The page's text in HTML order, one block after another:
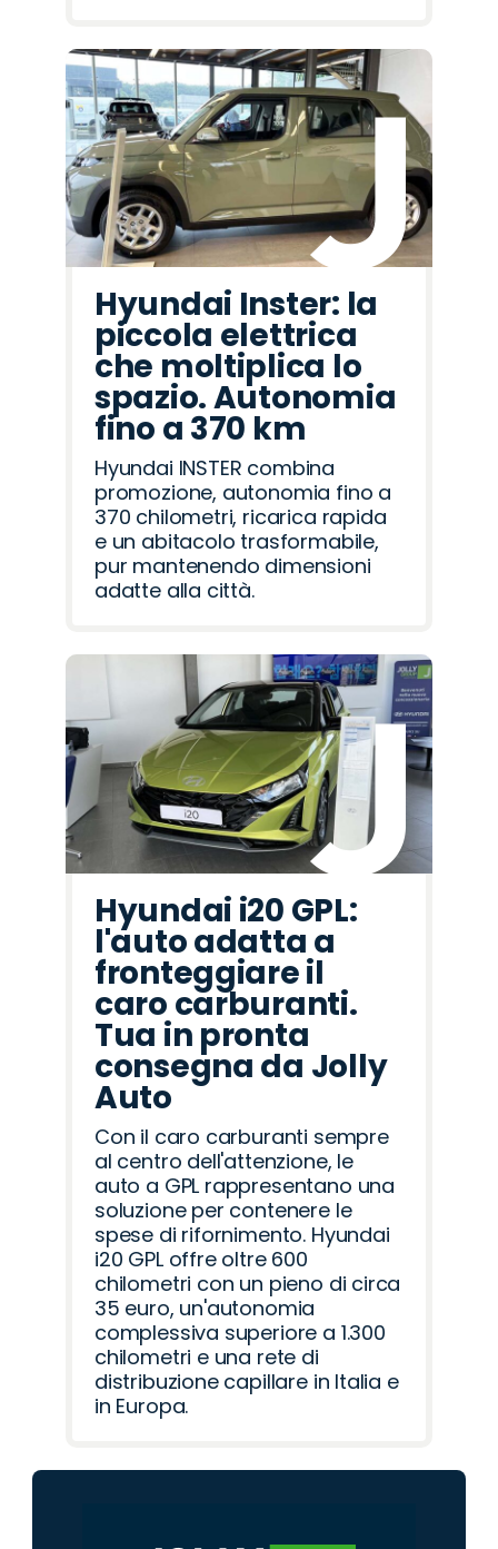
Hyundai Inster: la
piccola elettrica
che moltiplica lo
spazio. Autonomia
fino a 370 km
Hyundai INSTER combina
promozione, autonomia fino a
370 chilometri, ricarica rapida
e un abitacolo trasformabile,
pur mantenendo dimensioni
adatte alla città.
Hyundai i20 GPL:
l'auto adatta a
fronteggiare il
caro carburanti.
Tua in pronta
consegna da Jolly
Auto
Con il caro carburanti sempre
al centro dell'attenzione, le
auto a GPL rappresentano una
soluzione per contenere le
spese di rifornimento. Hyundai
i20 GPL offre oltre 600
chilometri con un pieno di circa
35 euro, un'autonomia
complessiva superiore a 1.300
chilometri e una rete di
distribuzione capillare in Italia e
in Europa.